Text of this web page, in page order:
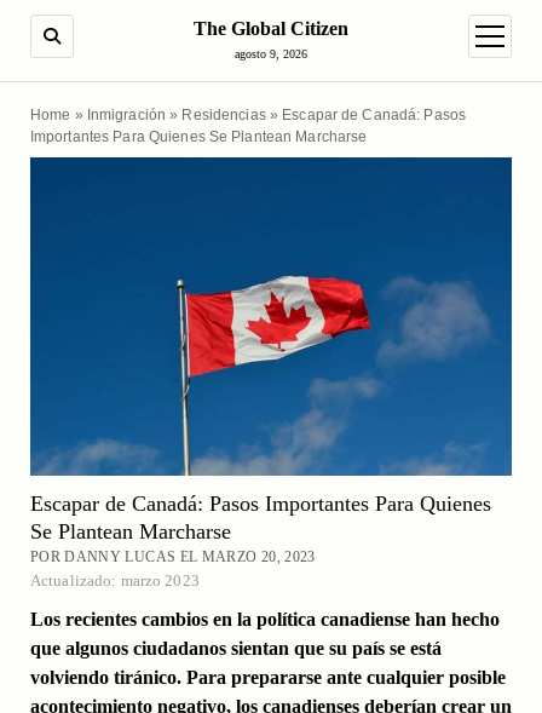
The Global Citizen
agosto 9, 2026
abrir
Home » Inmigración » Residencias » Escapar de Canadá: Pasos
Importantes Para Quienes Se Plantean Marcharse
Escapar de Canadá: Pasos Importantes Para Quienes
Se Plantean Marcharse
POR DANNY LUCAS EL MARZO 20, 2023
Actualizado: marzo 2023
Los recientes cambios en la política canadiense han hecho
que algunos ciudadanos sientan que su país se está
volviendo tiránico. Para prepararse ante cualquier posible
acontecimiento negativo, los canadienses deberían crear un